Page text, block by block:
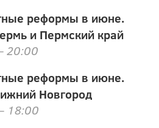
реформы в июне.
и Пермский край
20:00
реформы в июне.
Новгород
18:00